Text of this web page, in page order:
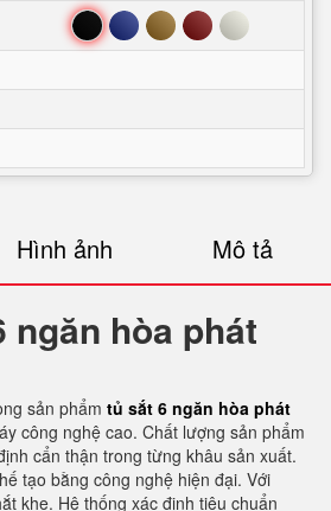
Đen Xanh Nâu Đỏ Trắng
Hình ảnh Mô tả
ngăn hòa phát
sản phẩm tủ sắt 6 ngăn hòa phát
công nghệ cao. Chất lượng sản phẩm
cẩn thận trong từng khâu sản xuất.
tạo bằng công nghệ hiện đại. Với
khe. Hệ thống xác định tiêu chuẩn